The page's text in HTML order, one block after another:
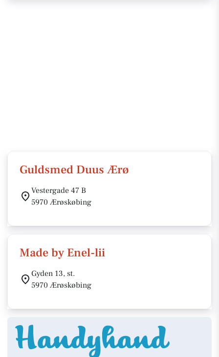
Guldsmed Duus Ærø
Vestergade 47 B
5970 Ærøskøbing
Made by Enel-lii
Gyden 13, st.
5970 Ærøskøbing